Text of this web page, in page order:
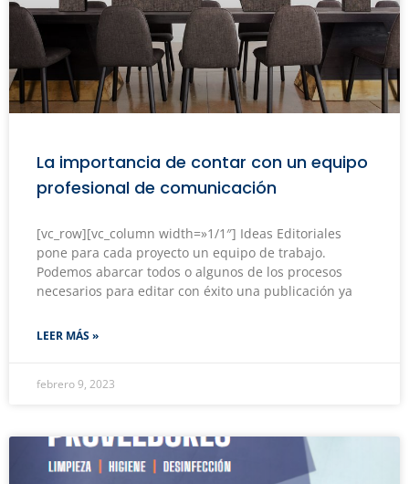
La importancia de contar con un equipo
profesional de comunicación
[vc_row][vc_column width=»1/1″] Ideas Editoriales
pone para cada proyecto un equipo de trabajo.
Podemos abarcar todos o algunos de los procesos
necesarios para editar con éxito una publicación ya
LEER MÁS »
febrero 9, 2023